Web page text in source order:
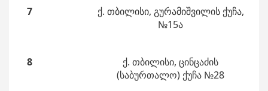
7
ქ. თბილისი, გურამიშვილის ქუჩა,
№15ა
8
ქ. თბილისი, ცინცაძის
(საბურთალო) ქუჩა №28